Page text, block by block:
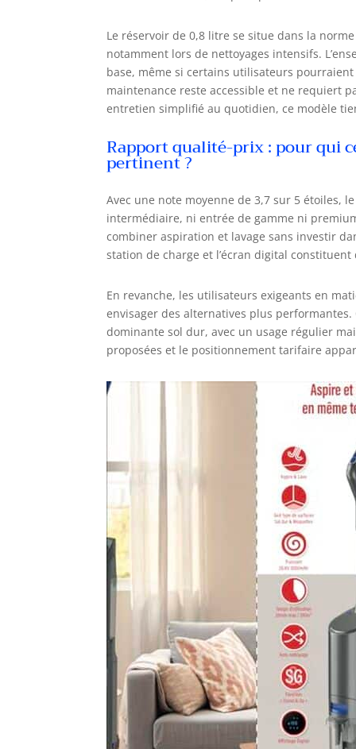
Le réservoir de 0,8 litre se situe dans la
notamment lors de nettoyages intensifs.
base, même si certains utilisateurs pourraient
maintenance reste accessible et ne requiert
entretien simplifié au quotidien, ce modèle
Rapport qualité-prix : pour qui
pertinent ?
Avec une note moyenne de 3,7 sur 5 étoiles,
intermédiaire, ni entrée de gamme ni
combiner aspiration et lavage sans investir
station de charge et l’écran digital
En revanche, les utilisateurs exigeants en
envisager des alternatives plus
dominante sol dur, avec un usage régulier
proposées et le positionnement tarifaire